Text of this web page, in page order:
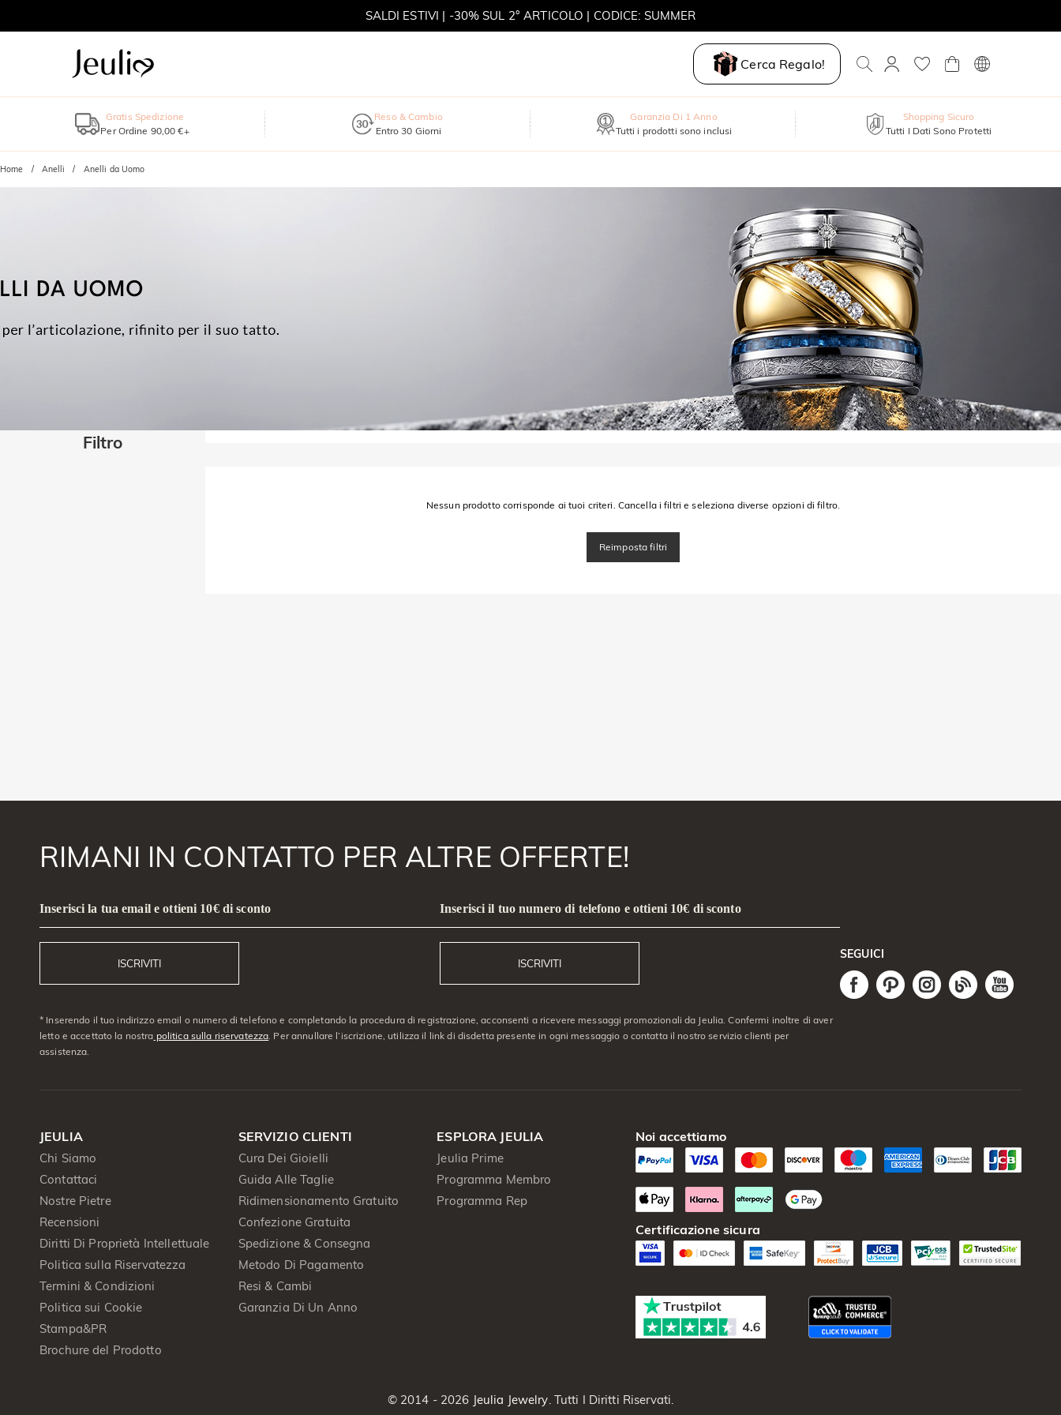
SALDI ESTIVI | -30% SUL 2° ARTICOLO | CODICE: SUMMER
Cerca Regalo!
Gratis Spedizione
Per Ordine 90,00 €+
Reso & Cambio
Entro 30 Giorni
Garanzia Di 1 Anno
Tutti i prodotti sono inclusi
Shopping Sicuro
Tutti I Dati Sono Protetti
Home Anelli Anelli da Uomo
Filtro
Nessun prodotto corrisponde ai tuoi criteri. Cancella i filtri e seleziona diverse opzioni di filtro.
Reimposta filtri
RIMANI IN CONTATTO PER ALTRE OFFERTE!
Inserisci la tua email e ottieni 10€ di sconto
ISCRIVITI
Inserisci il tuo numero di telefono e ottieni 10€ di sconto
ISCRIVITI
* Inserendo il tuo indirizzo email o numero di telefono e completando la procedura di registrazione, acconsenti a ricevere messaggi promozionali da Jeulia. Confermi inoltre di aver
letto e accettato la nostra politica sulla riservatezza . Per annullare l’iscrizione, utilizza il link di disdetta presente in ogni messaggio o contatta il nostro servizio clienti per
assistenza.
SEGUICI
JEULIA
Chi Siamo
Contattaci
Nostre Pietre
Recensioni
Diritti Di Proprietà Intellettuale
Politica sulla Riservatezza
Termini & Condizioni
Politica sui Cookie
Stampa&PR
Brochure del Prodotto
SERVIZIO CLIENTI
Cura Dei Gioielli
Guida Alle Taglie
Ridimensionamento Gratuito
Confezione Gratuita
Spedizione & Consegna
Metodo Di Pagamento
Resi & Cambi
Garanzia Di Un Anno
ESPLORA JEULIA
Jeulia Prime
Programma Membro
Programma Rep
Noi accettiamo
Certificazione sicura
© 2014 - 2026 Jeulia Jewelry . Tutti I Diritti Riservati.